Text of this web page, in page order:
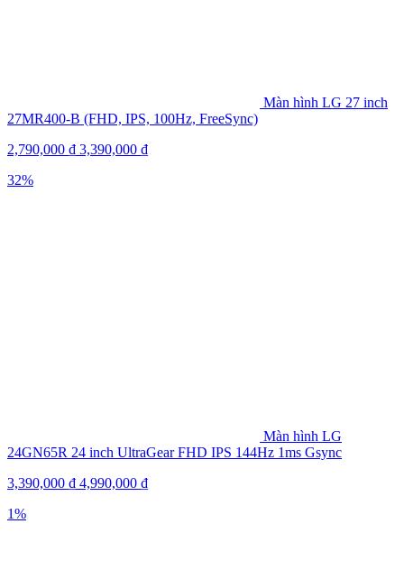
Màn hình LG 27 inch
27MR400-B (FHD, IPS, 100Hz, FreeSync)
2,790,000 ₫ 3,390,000 ₫
32%
Màn hình LG
24GN65R 24 inch UltraGear FHD IPS 144Hz 1ms Gsync
3,390,000 ₫ 4,990,000 ₫
1%